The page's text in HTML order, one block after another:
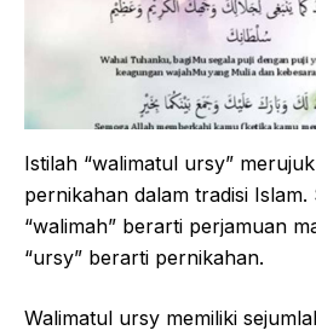
Istilah “walimatul ursy”
pernikahan dalam tradisi
“walimah” berarti perjamuan
“ursy” berarti pernikahan.
Walimatul ursy memiliki